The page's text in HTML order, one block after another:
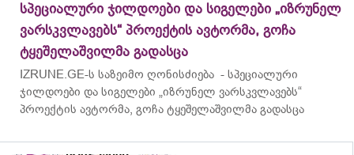
სპეციალური ჯილდოები და სიგელები „იზრუნელ
ვარსკვლავებს“ პროექტის ავტორმა, გოჩა
ტყეშელაშვილმა გადასცა
IZRUNE.GE-ს საზეიმო ღონისძიება - სპეციალური
ჯილდოები და სიგელები „იზრუნელ ვარსკვლავებს“
პროექტის ავტორმა, გოჩა ტყეშელაშვილმა გადასცა